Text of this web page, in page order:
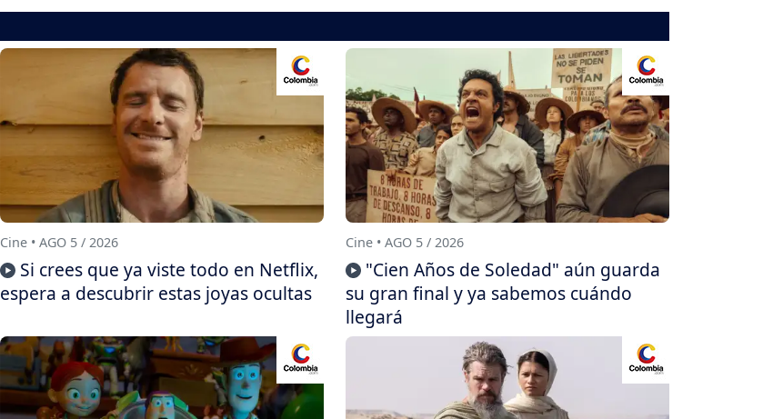
Cine • AGO 5 / 2026
Si crees que ya viste todo en Netflix,
espera a descubrir estas joyas ocultas
Cine • AGO 5 / 2026
"Cien Años de Soledad" aún guarda
su gran final y ya sabemos cuándo
llegará